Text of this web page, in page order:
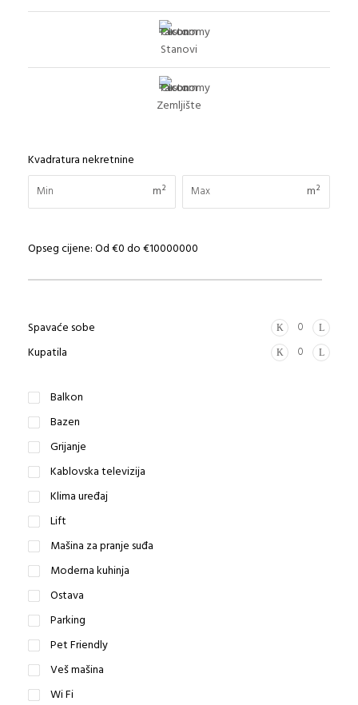
Stanovi
Zemljište
Kvadratura nekretnine
m²
m²
Opseg cijene:Od€0do€10000000
Spavaće sobe
Kupatila
Balkon
Bazen
Grijanje
Kablovska televizija
Klima uređaj
Lift
Mašina za pranje suđa
Moderna kuhinja
Ostava
Parking
Pet Friendly
Veš mašina
Wi Fi